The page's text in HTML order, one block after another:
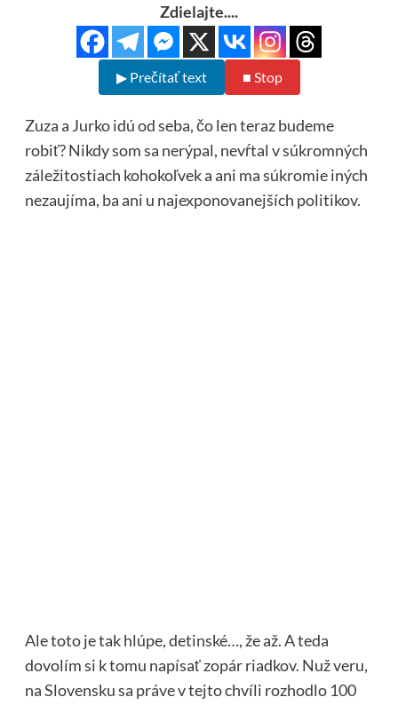
Zdielajte....
▶ Prečítať text ■ Stop
Zuza a Jurko idú od seba, čo len teraz budeme
robiť? Nikdy som sa nerýpal, nevŕtal v súkromných
záležitostiach kohokoľvek a ani ma súkromie iných
nezaujíma, ba ani u najexponovanejších politikov.
Ale toto je tak hlúpe, detinské…, že až. A teda
dovolím si k tomu napísať zopár riadkov. Nuž veru,
na Slovensku sa práve v tejto chvíli rozhodlo 100